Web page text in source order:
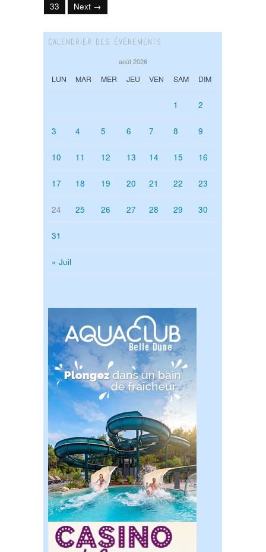
33
Next →
CALENDRIER DES ÉVÉNEMENTS
août 2026
LUN MAR MER JEU VEN SAM DIM
« Juil
1 2
3 4 5 6 7 8 9
10 11 12 13 14 15 16
17 18 19 20 21 22 23
24 25 26 27 28 29 30
31